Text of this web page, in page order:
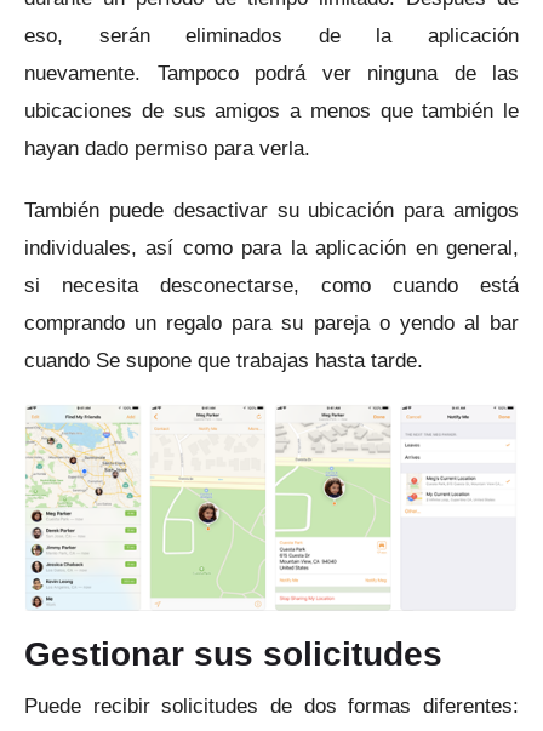
eso, serán eliminados de la aplicación
nuevamente. Tampoco podrá ver ninguna de las
ubicaciones de sus amigos a menos que también le
hayan dado permiso para verla.
También puede desactivar su ubicación para amigos
individuales, así como para la aplicación en general,
si necesita desconectarse, como cuando está
comprando un regalo para su pareja o yendo al bar
cuando Se supone que trabajas hasta tarde.
Gestionar sus solicitudes
Puede recibir solicitudes de dos formas diferentes: